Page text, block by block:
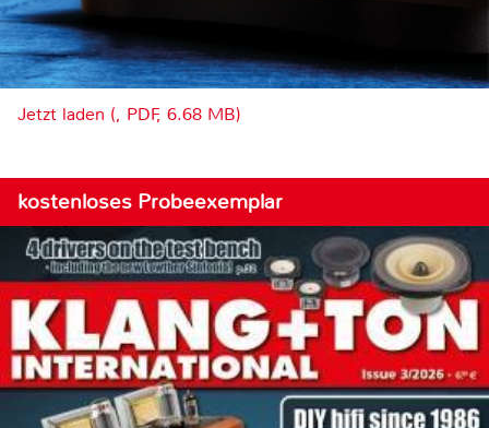
Jetzt laden (, PDF, 6.68 MB)
kostenloses Probeexemplar